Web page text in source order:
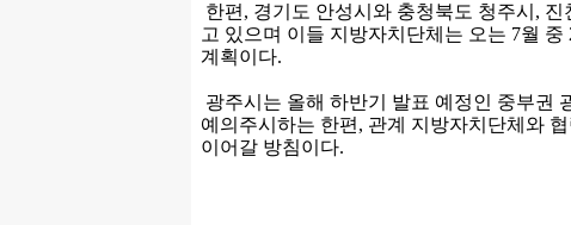
한편, 경기도 안성시와 충청북도 청주시,
고 있으며 이들 지방자치단체는 오는 7월
계획이다.
광주시는 올해 하반기 발표 예정인 중부권
예의주시하는 한편, 관계 지방자치단체와
이어갈 방침이다.